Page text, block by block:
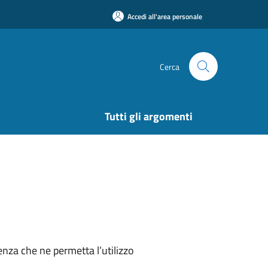
Accedi all'area personale
Cerca
Tutti gli argomenti
che ne permetta l’utilizzo